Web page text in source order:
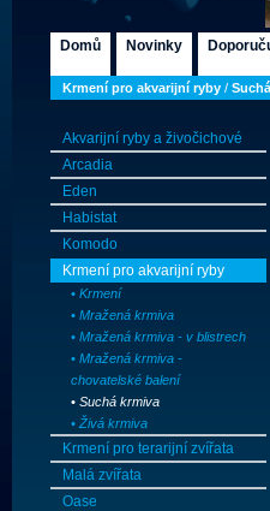
Domů Novinky
Krmení pro akvarijní ryby /
Akvarijní ryby a živočichové
Arcadia
Eden
Habistat
Komodo
Krmení pro akvarijní ryby
• Krmení
• Mražená krmiva
• Mražená krmiva - v blistrech
• Mražená krmiva -
chovatelské balení
• Suchá krmiva
• Živá krmiva
Krmení pro terarijní zvířata
Malá zvířata
Oase